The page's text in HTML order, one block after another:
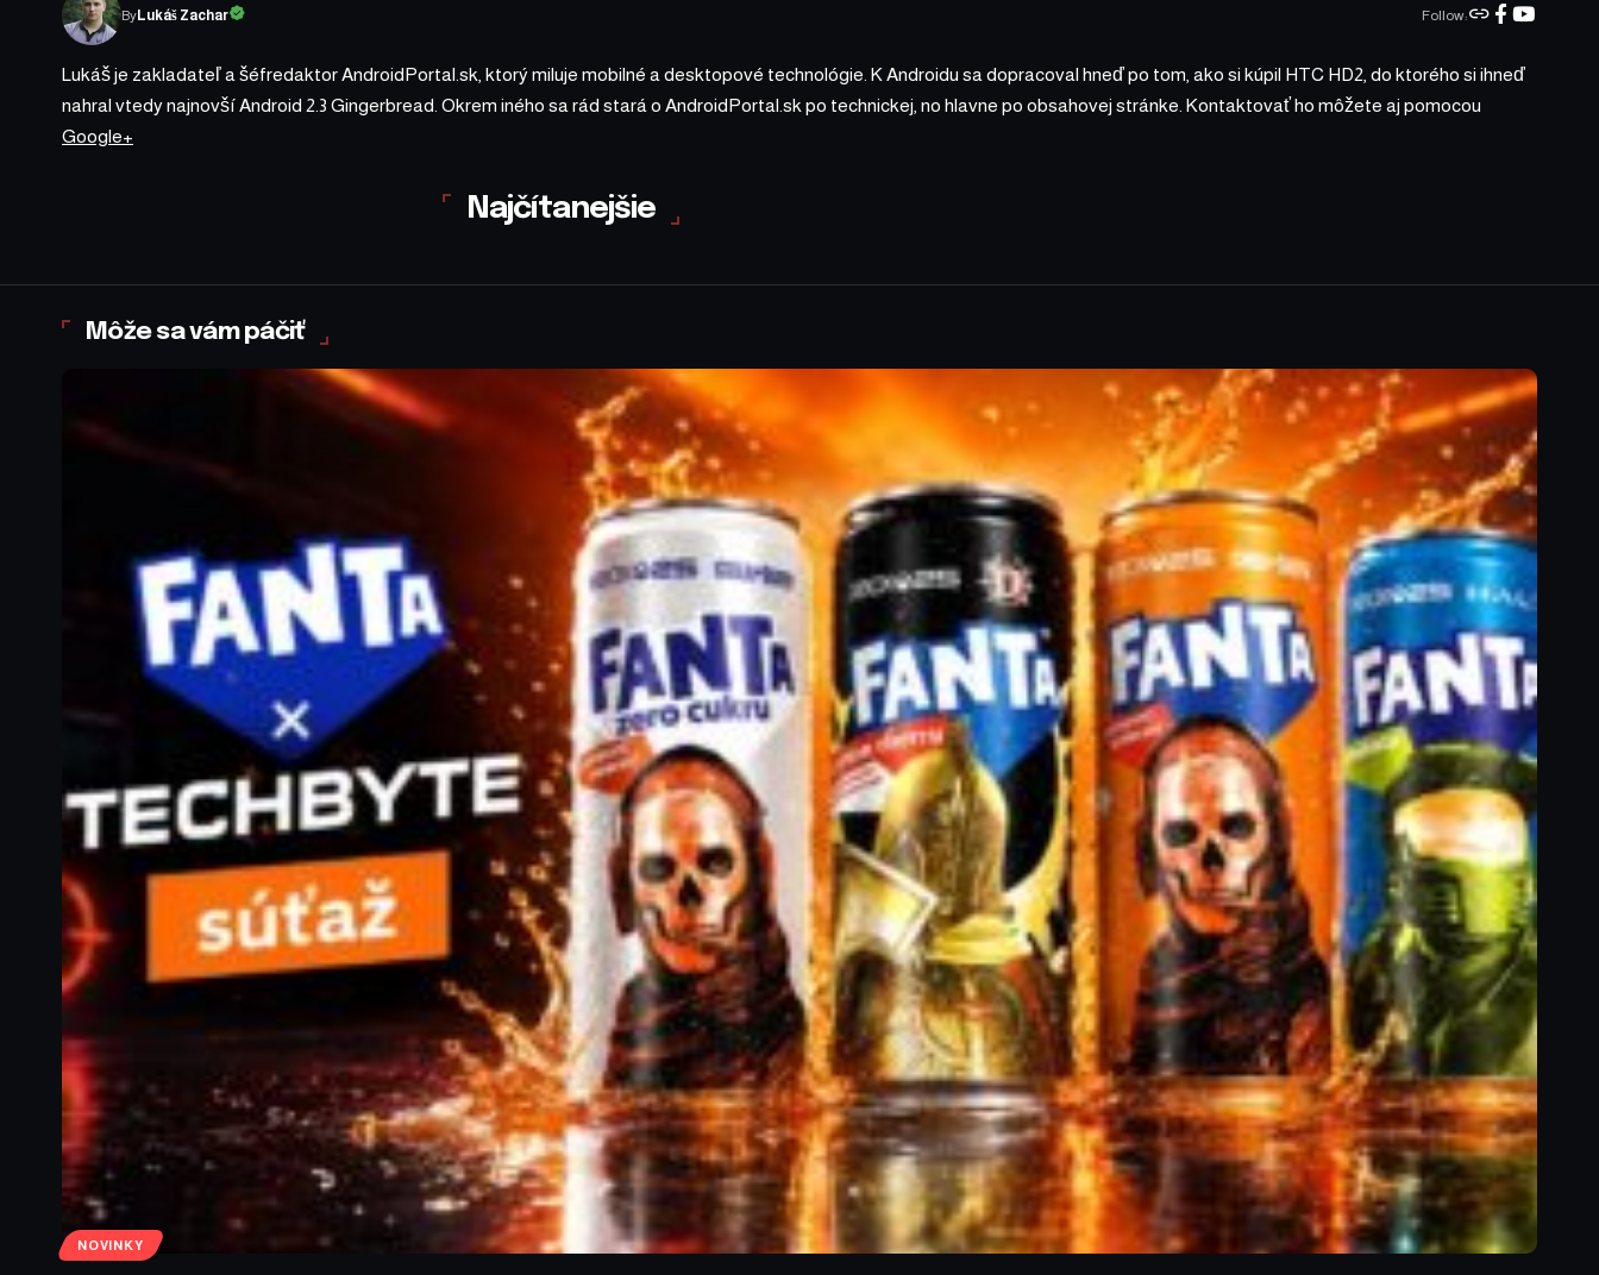
ByLukáš Zachar Follow:
Lukáš je zakladateľ a šéfredaktor AndroidPortal.sk, ktorý miluje mobilné a desktopové technológie. K Androidu sa dopracoval hneď po tom, ako si kúpil HTC HD2, do ktorého si ihneď
nahral vtedy najnovší Android 2.3 Gingerbread. Okrem iného sa rád stará o AndroidPortal.sk po technickej, no hlavne po obsahovej stránke. Kontaktovať ho môžete aj pomocou
Google+
Najčítanejšie
Môže sa vám páčiť
NOVINKY